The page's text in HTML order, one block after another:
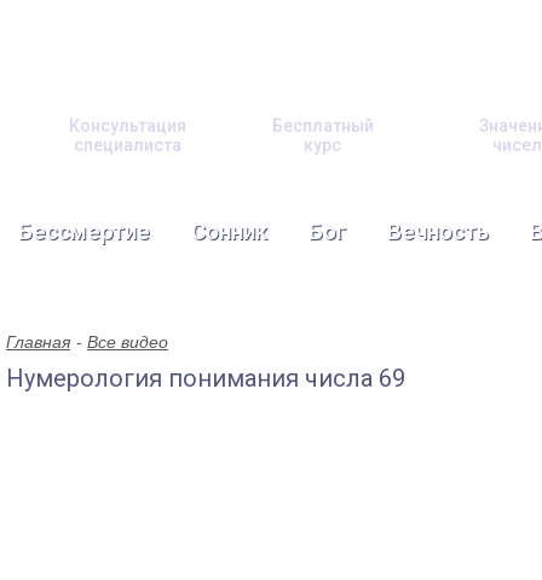
Консультация
специалиста
Бесплатный
курс
чисел
Бессмертие Сонник Бог Вечность
Главная Все видео
Нумерология понимания числа 69